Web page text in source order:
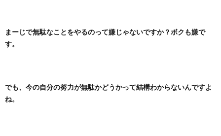
まーじで無駄なことをやるのって嫌じゃないですか？ボクも嫌で
す。
でも、今の自分の努力が無駄かどうかって結構わからないんですよ
ね。